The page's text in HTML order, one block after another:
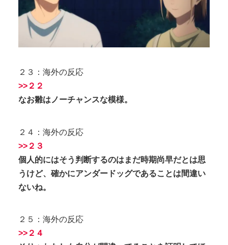
２３：海外の反応
>>２２
なお雛はノーチャンスな模様。
２４：海外の反応
>>２３
個人的にはそう判断するのはまだ時期尚早だとは思
うけど、確かにアンダードッグであることは間違い
ないね。
２５：海外の反応
>>２４